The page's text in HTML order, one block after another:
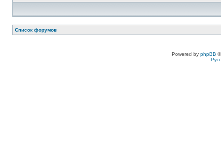
Список форумов
Powered by phpBB